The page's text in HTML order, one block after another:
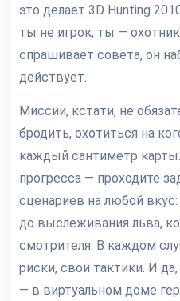
это делает 3D Hunting
ты не игрок, ты —
спрашивает совета, он
действует.
Миссии, кстати, не
бродить, охотиться на
каждый сантиметр
прогресса — проходите
сценариев на любой
до выслеживания льва,
смотрителя. В каждом
риски, свои тактики. И
— в виртуальном доме